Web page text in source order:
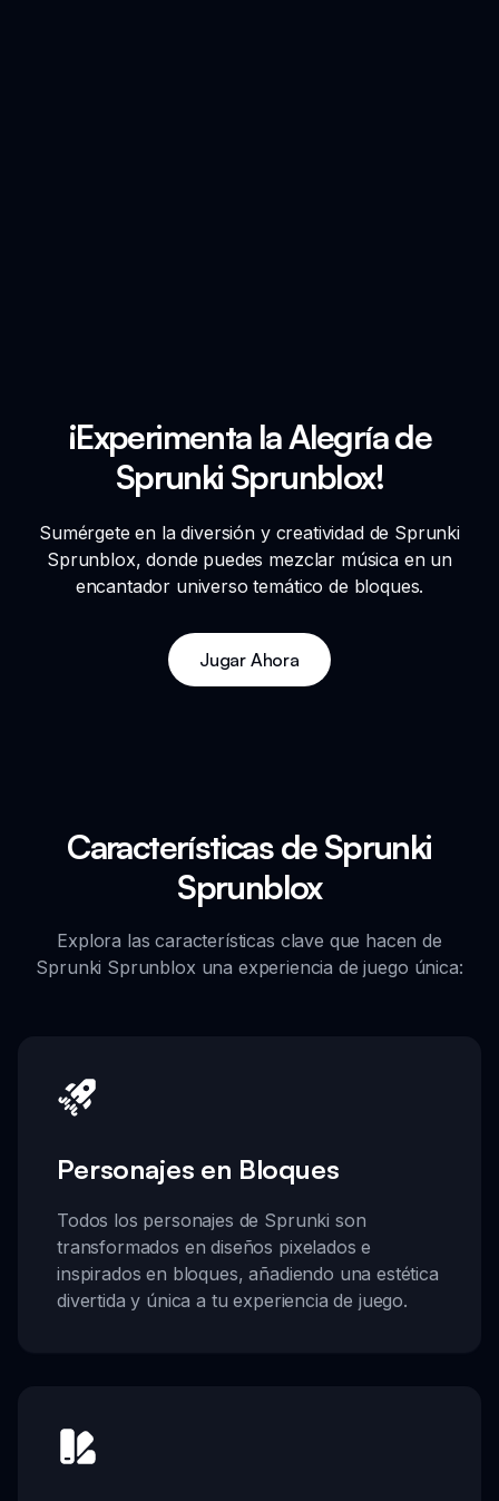
¡Experimenta la Alegría de
Sprunki Sprunblox!
Sumérgete en la diversión y creatividad de Sprunki
Sprunblox, donde puedes mezclar música en un
encantador universo temático de bloques.
Jugar Ahora
Características de Sprunki
Sprunblox
Explora las características clave que hacen de
Sprunki Sprunblox una experiencia de juego única:
Personajes en Bloques
Todos los personajes de Sprunki son
transformados en diseños pixelados e
inspirados en bloques, añadiendo una estética
divertida y única a tu experiencia de juego.